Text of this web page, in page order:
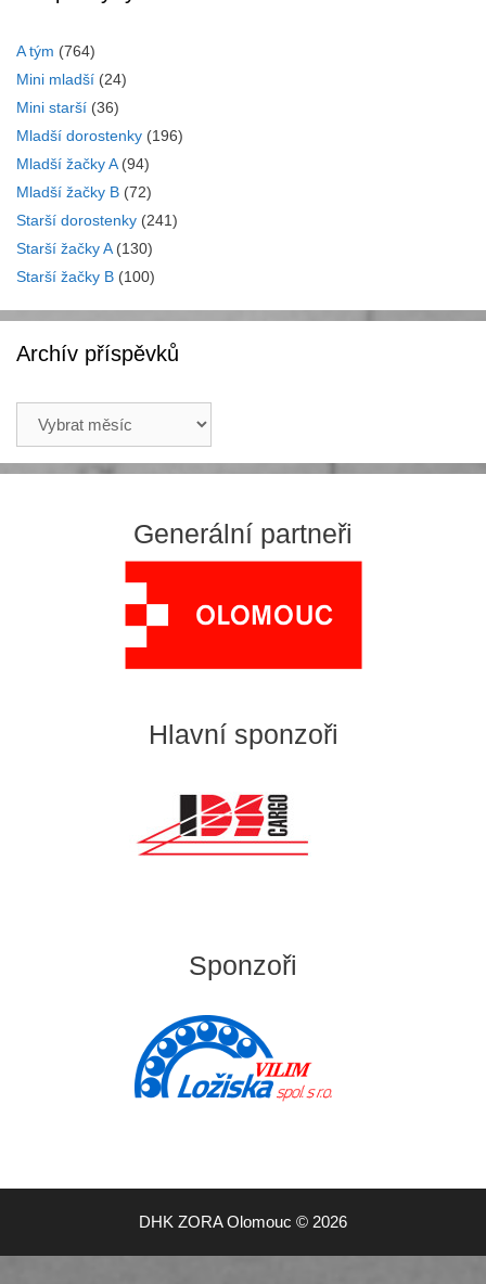
A tým (764)
Mini mladší (24)
Mini starší (36)
Mladší dorostenky (196)
Mladší žačky A(94)
Mladší žačky B (72)
Starší dorostenky (241)
Starší žačky A(130)
Starší žačky B (100)
Archív příspěvků
příspěvků
Generální partneři
Hlavní sponzoři
Sponzoři
DHK ZORA Olomouc © 2026